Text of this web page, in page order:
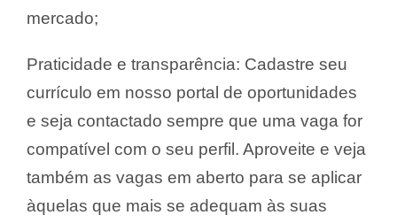
mercado;
Praticidade e transparência: Cadastre seu
currículo em nosso portal de oportunidades
e seja contactado sempre que uma vaga for
compatível com o seu perfil. Aproveite e veja
também as vagas em aberto para se aplicar
àquelas que mais se adequam às suas